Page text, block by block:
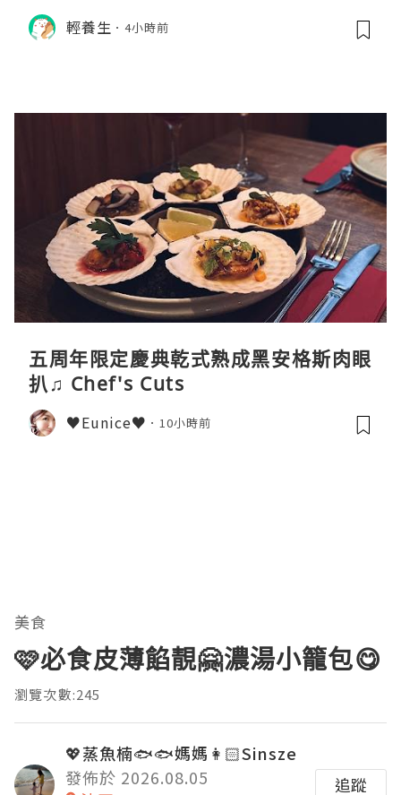
例與挑選秘訣
輕養生 4小時前
五周年限定慶典乾式熟成黑安格斯肉眼
扒♫ Chef's Cuts
♥Eunice♥ 10小時前
美食
🩷必食皮薄餡靚🤗濃湯小籠包😋
瀏覽次數:245
💖蒸魚楠🐟🐟媽媽👩🏻Sinsze
發佈於 2026.08.05
追蹤